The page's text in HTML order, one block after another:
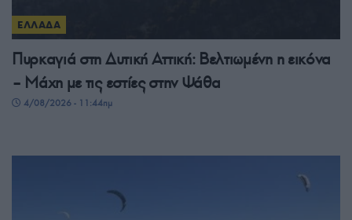
ΕΛΛΑΔΑ
Πυρκαγιά στη Δυτική Αττική: Βελτιωμένη η εικόνα
– Μάχη με τις εστίες στην Ψάθα
4/08/2026 - 11:44πμ